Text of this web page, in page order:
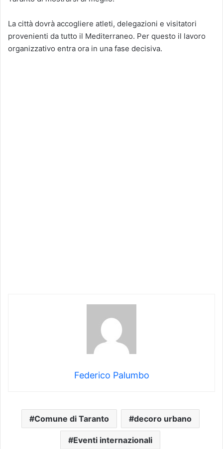
La città dovrà accogliere atleti, delegazioni e visitatori
provenienti da tutto il Mediterraneo. Per questo il lavoro
organizzativo entra ora in una fase decisiva.
Federico Palumbo
Comune di Taranto decoro urbano
Eventi internazionali